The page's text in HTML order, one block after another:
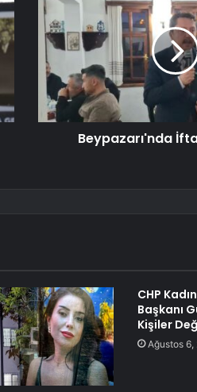
Beypazarı'nda
CHP
Başkanı
Kişiler
Ağustos 6,